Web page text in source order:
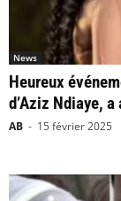
News
Heureux
d’Aziz Ndiaye,
AB - 15 février 2025